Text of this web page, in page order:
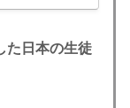
た日本の生徒